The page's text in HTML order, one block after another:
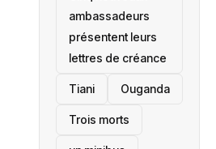
ambassadeurs
présentent leurs
lettres de créance
Tiani ‎Ouganda
Trois morts